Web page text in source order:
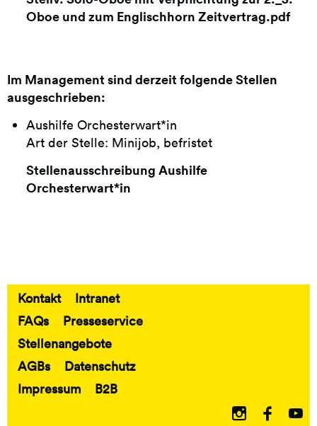
Oboe und zum Englischhorn Zeitvertrag.pdf
Im Management sind derzeit folgende Stellen
ausgeschrieben:
Aushilfe Orchesterwart*in
Art der Stelle: Minijob, befristet
Stellenausschreibung Aushilfe
Orchesterwart*in
Fußbereich
Kontakt
Intranet
FAQs
Presseservice
Stellenangebote
AGBs
Datenschutz
Impressum
B2B